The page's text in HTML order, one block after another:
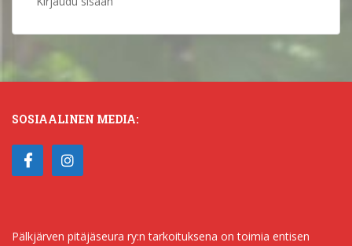
SOSIAALINEN MEDIA:
Pälkjärven pitäjäseura ry:n tarkoituksena on toimia entisen